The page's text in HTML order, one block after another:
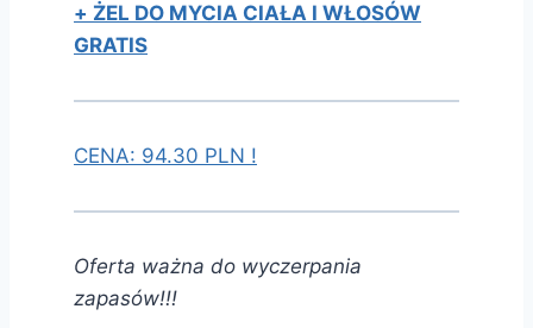
+ ŻEL DO MYCIA CIAŁA I WŁOSÓW
GRATIS
CENA: 94.30 PLN !
Oferta ważna do wyczerpania
zapasów!!!